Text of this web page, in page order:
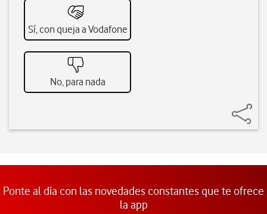
Sí, con queja a Vodafone
No, para nada
Ponte al día con las novedades constantes que te ofrece
la app